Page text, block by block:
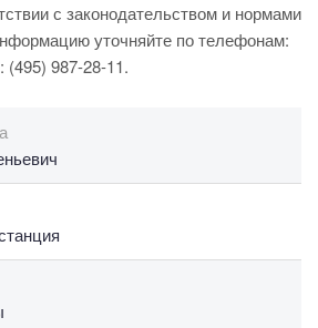
с законодательством и нормами
уточняйте по телефонам:
(495) 987-28-11.